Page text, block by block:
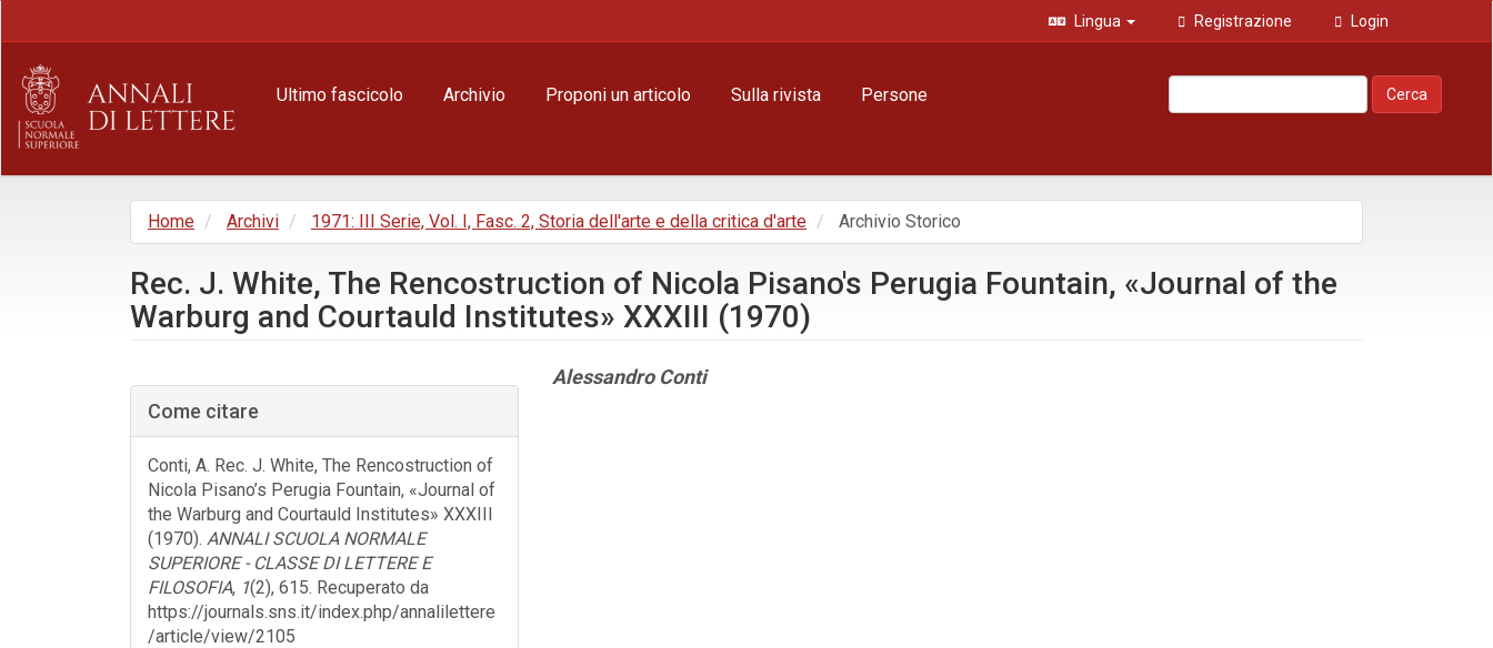
principale
Barra
laterale
Lingua Registrazione Login
Ultimo fascicolo Archivio Proponi un articolo Sulla rivista Persone Cerca
Home Archivi 1971: III Serie, Vol. I, Fasc. 2, Storia dell'arte e della critica d'arte Archivio Storico
Rec. J. White, The Rencostruction of Nicola Pisano's Perugia Fountain, «Journal of the
Warburg and Courtauld Institutes» XXXIII (1970)
laterale
dell'articolo
Come citare
Conti, A. Rec. J. White, The Rencostruction of
Nicola Pisano’s Perugia Fountain, «Journal of
the Warburg and Courtauld Institutes» XXXIII
(1970). ANNALI SCUOLA NORMALE
SUPERIORE - CLASSE DI LETTERE E
FILOSOFIA, 1(2), 615. Recuperato da
https://journals.sns.it/index.php/annalilettere
/article/view/2105
Contenuto
Alessandro Conti